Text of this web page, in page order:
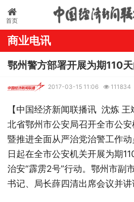
首页
商业电讯
鄂州警方部署开展为期110
2017-03-15 11:06 111834
【中国经济新闻联播讯 沈炼
北省鄂州市公安局召开全市公安
暨推进全面从严治党治警工作
日起在全市公安机关开展为期
治安“霹雳2号”行动。鄂州市副
书记、局长薛四清出席会议并讲